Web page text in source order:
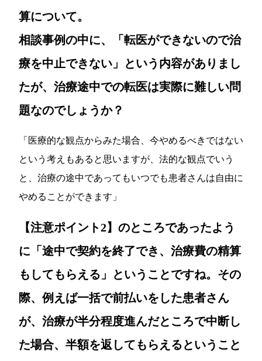
算について。
相談事例の中に、「転医ができないので治
療を中止できない」という内容がありまし
たが、治療途中での転医は実際に難しい問
題なのでしょうか？
「医療的な観点からみた場合、今やめるべきではない
という考えもあると思いますが、法的な観点でいう
と、治療の途中であってもいつでも患者さんは自由に
やめることができます」
【注意ポイント2】のところであったよう
に「途中で契約を終了でき、治療費の精算
もしてもらえる」ということですね。その
際、例えば一括で前払いをした患者さん
が、治療が半分程度進んだところで中断し
た場合、半額を返してもらえるということ